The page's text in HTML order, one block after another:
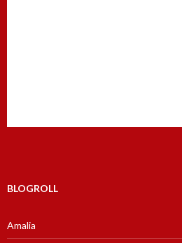
BLOGROLL
Amalia